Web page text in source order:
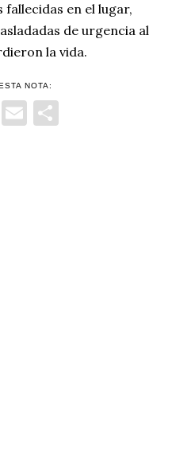
en el lugar,
de urgencia al
la vida.
NOTA:
X Email